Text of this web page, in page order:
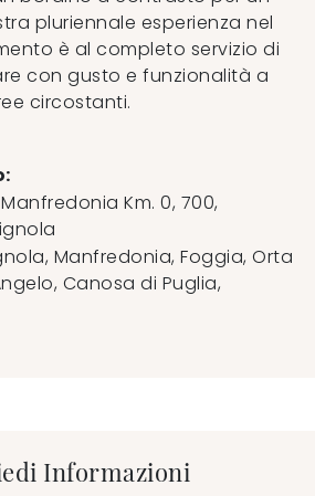
pluriennale esperienza nel
è al completo servizio di
con gusto e funzionalità a
circostanti.
Km. 0, 700,
Manfredonia, Foggia, Orta
Canosa di Puglia,
Informazioni